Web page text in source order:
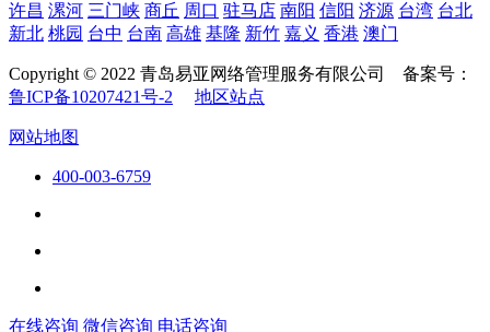
许昌 漯河 三门峡 商丘 周口 驻马店 南阳 信阳 济源 台湾 台北
新北 桃园 台中 台南 高雄 基隆 新竹 嘉义 香港 澳门
Copyright © 2022 青岛易亚网络管理服务有限公司 备案号：
鲁ICP备10207421号-2
地区站点
网站地图
400-003-6759
在线咨询 微信咨询 电话咨询